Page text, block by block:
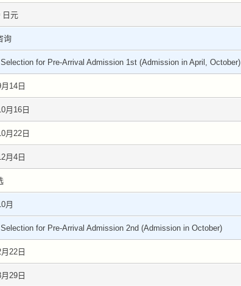
日元
询
for Pre-Arrival Admission 1st (Admission in April, October)
14日
月16日
月22日
月4日
月
for Pre-Arrival Admission 2nd (Admission in October)
22日
29日